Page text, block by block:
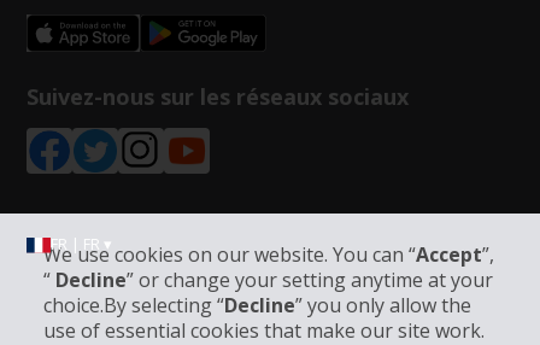
We use cookies on our website. You can “Accept”,
“ Decline” or change your setting anytime at your
choice.By selecting “Decline” you only allow the
use of essential cookies that make our site work.
Suivez-nous sur les réseaux sociaux
FR | FR ▾
Informations sur l'entreprise